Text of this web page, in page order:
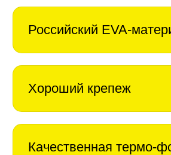
Российский EVA-
Хороший крепеж
Качественная термо-